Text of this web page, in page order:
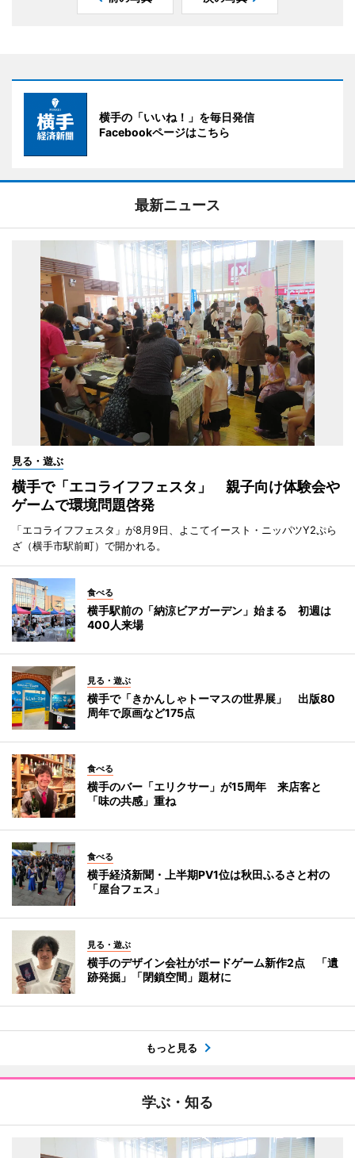
横手の「いいね！」を毎日発信
Facebookページはこちら
最新ニュース
見る・遊ぶ
横手で「エコライフフェスタ」 親子向け体験会や
ゲームで環境問題啓発
「エコライフフェスタ」が8月9日、よこてイースト・ニッパツY2ぷら
ざ（横手市駅前町）で開かれる。
食べる
横手駅前の「納涼ビアガーデン」始まる 初週は
400人来場
見る・遊ぶ
横手で「きかんしゃトーマスの世界展」 出版80
周年で原画など175点
食べる
横手のバー「エリクサー」が15周年 来店客と
「味の共感」重ね
食べる
横手経済新聞・上半期PV1位は秋田ふるさと村の
「屋台フェス」
見る・遊ぶ
横手のデザイン会社がボードゲーム新作2点 「遺
跡発掘」「閉鎖空間」題材に
もっと見る
学ぶ・知る